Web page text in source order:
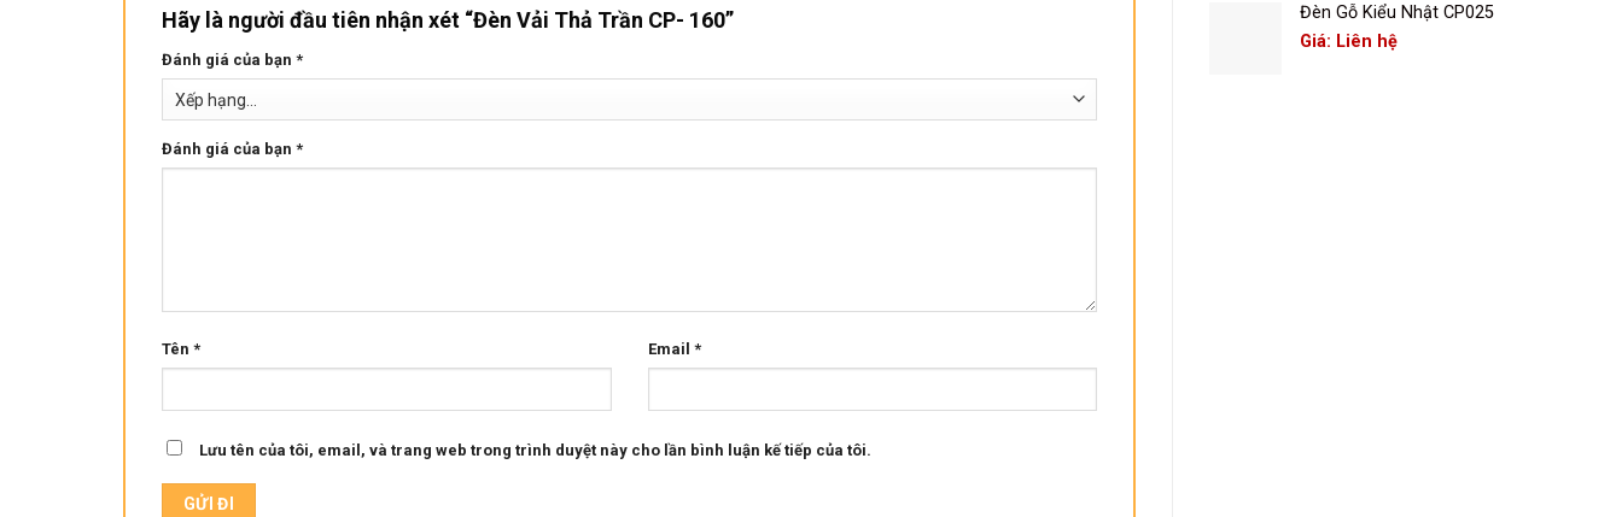
Đèn Gỗ Kiểu Nhật CP025
Giá: Liên hệ
Hãy là người đầu tiên nhận xét “Đèn Vải Thả Trần CP- 160”
Đánh giá của bạn *
Đánh giá của bạn *
Tên * Email *
Lưu tên của tôi, email, và trang web trong trình duyệt này cho lần bình luận kế tiếp của tôi.